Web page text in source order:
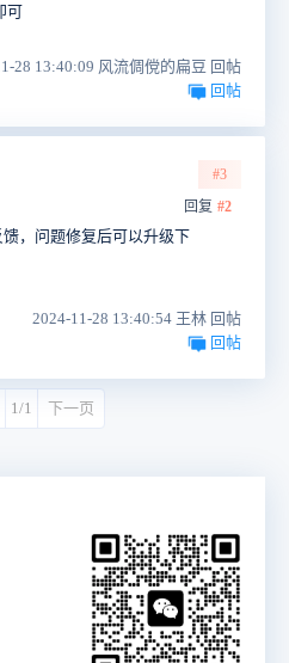
可
28 13:40:09 风流倜傥的扁豆 回帖
回帖
#3
回复 #2
，问题修复后可以升级下
2024-11-28 13:40:54 王林 回帖
回帖
1/1 下一页